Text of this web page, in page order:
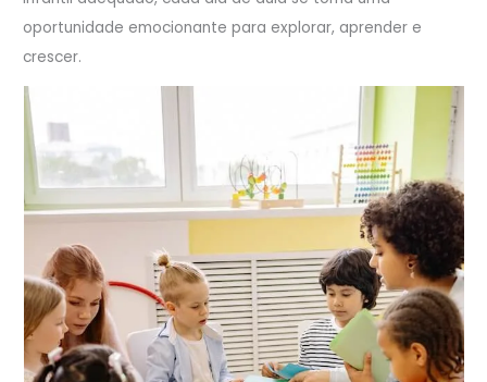
oportunidade emocionante para explorar, aprender e
crescer.